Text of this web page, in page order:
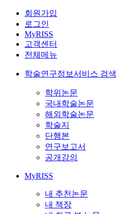
회원가입
로그인
MyRISS
고객센터
전체메뉴
학술연구정보서비스 검색
학위논문
국내학술논문
해외학술논문
학술지
단행본
연구보고서
공개강의
MyRISS
내 추천논문
내 책장